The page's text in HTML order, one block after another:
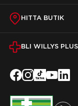
HITTA BUTIK
BLI WILLYS